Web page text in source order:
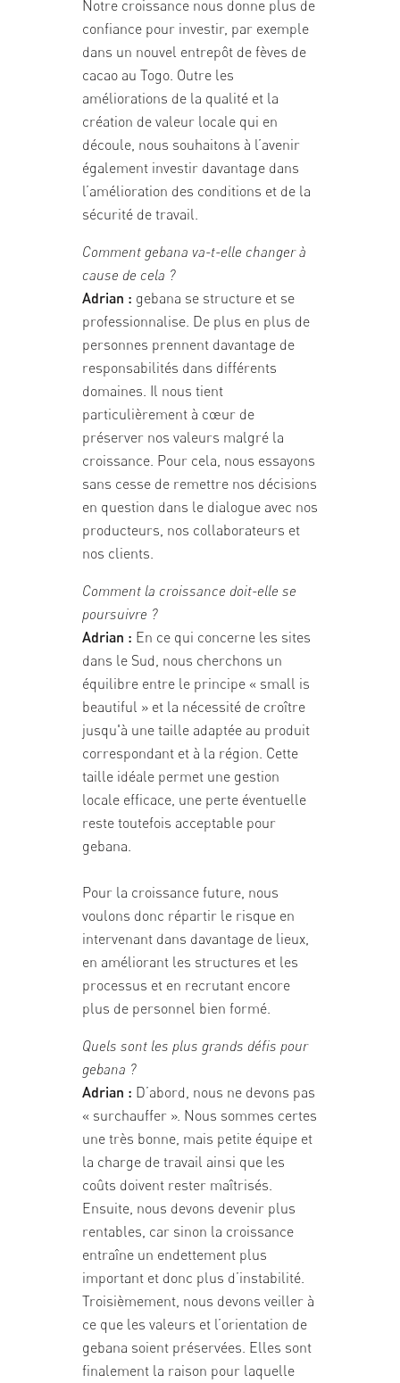
Notre croissance nous donne plus de
confiance pour investir, par exemple
dans un nouvel entrepôt de fèves de
cacao au Togo. Outre les
améliorations de la qualité et la
création de valeur locale qui en
découle, nous souhaitons à l’avenir
également investir davantage dans
l’amélioration des conditions et de la
sécurité de travail.
Comment gebana va-t-elle changer à
cause de cela ?
Adrian : gebana se structure et se
professionnalise. De plus en plus de
personnes prennent davantage de
responsabilités dans différents
domaines. Il nous tient
particulièrement à cœur de
préserver nos valeurs malgré la
croissance. Pour cela, nous essayons
sans cesse de remettre nos décisions
en question dans le dialogue avec nos
producteurs, nos collaborateurs et
nos clients.
Comment la croissance doit-elle se
poursuivre ?
Adrian : En ce qui concerne les sites
dans le Sud, nous cherchons un
équilibre entre le principe « small is
beautiful » et la nécessité de croître
jusqu'à une taille adaptée au produit
correspondant et à la région. Cette
taille idéale permet une gestion
locale efficace, une perte éventuelle
reste toutefois acceptable pour
gebana.
Pour la croissance future, nous
voulons donc répartir le risque en
intervenant dans davantage de lieux,
en améliorant les structures et les
processus et en recrutant encore
plus de personnel bien formé.
Quels sont les plus grands défis pour
gebana ?
Adrian : D’abord, nous ne devons pas
« surchauffer ». Nous sommes certes
une très bonne, mais petite équipe et
la charge de travail ainsi que les
coûts doivent rester maîtrisés.
Ensuite, nous devons devenir plus
rentables, car sinon la croissance
entraîne un endettement plus
important et donc plus d’instabilité.
Troisièmement, nous devons veiller à
ce que les valeurs et l’orientation de
gebana soient préservées. Elles sont
finalement la raison pour laquelle